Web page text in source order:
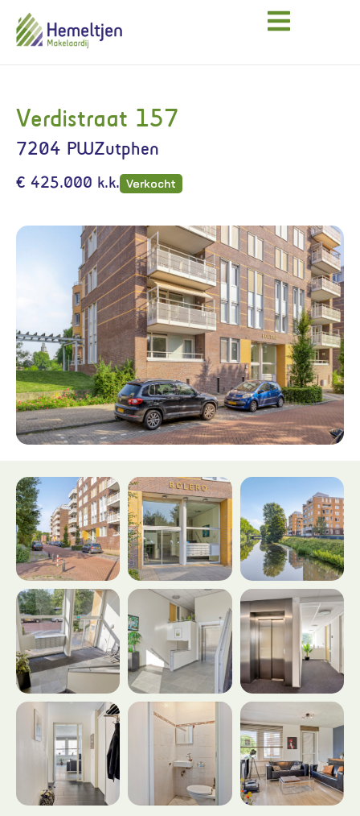
Verdistraat 157
7204 PWZutphen
€ 425.000 k.k. Verkocht